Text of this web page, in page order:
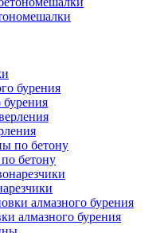
бурения
бетону
алмазного бурения